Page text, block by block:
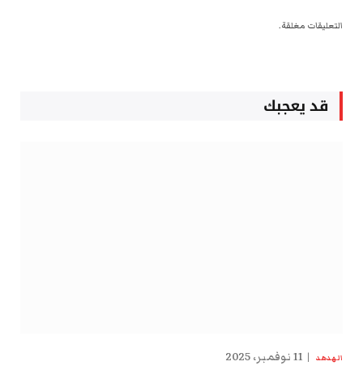
التعليقات مغلقة.
قد يعجبك
الهدهد 11 نوفمبر، 2025